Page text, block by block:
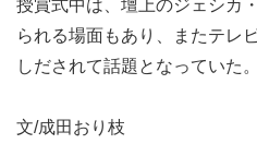
授賞式中は、壇上のジェシカ
られる場面もあり、またテレ
しだされて話題となっていた。
文/成田おり枝